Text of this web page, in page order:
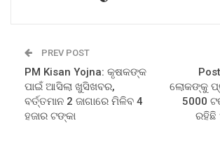
PREV POST
PM Kisan Yojna: କୃଷକଙ୍କ
ପାଇଁ ଆସିଲା ଖୁସିଖବର,
ବର୍ତ୍ତମାନ 2 ଜାଗାରେ ମିଳିବ 4
ହଜାର ଟଙ୍କା
ଲୋକଙ୍କୁ
5000
ରହିଛି